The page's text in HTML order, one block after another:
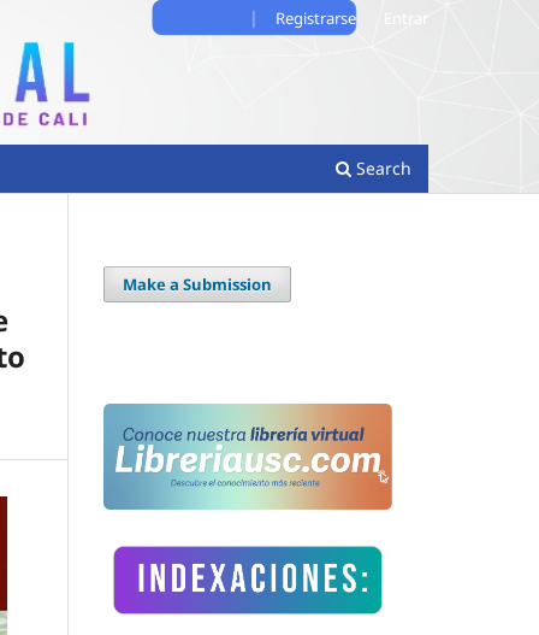
Search
Registrarse
Make a Submission